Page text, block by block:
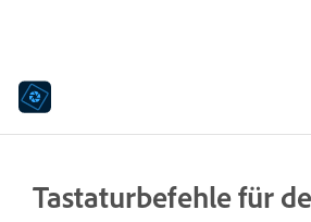
Tastaturbefehle für